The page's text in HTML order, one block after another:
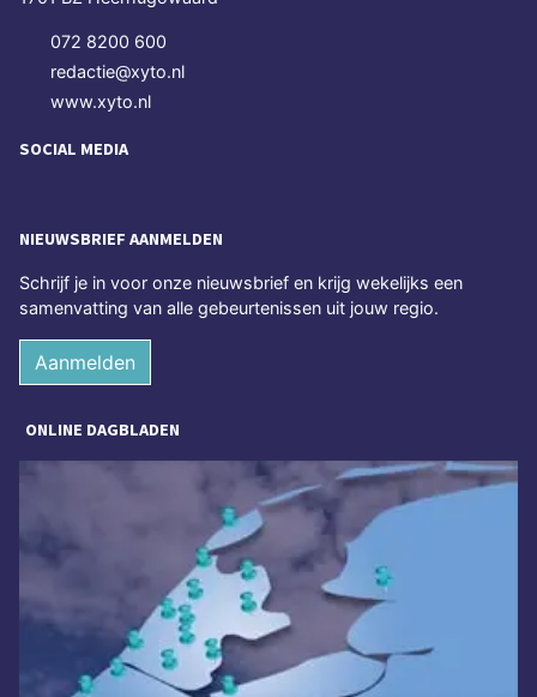
072 8200 600
redactie@xyto.nl
www.xyto.nl
SOCIAL MEDIA
NIEUWSBRIEF AANMELDEN
Schrijf je in voor onze nieuwsbrief en krijg wekelijks een
samenvatting van alle gebeurtenissen uit jouw regio.
Aanmelden
ONLINE DAGBLADEN